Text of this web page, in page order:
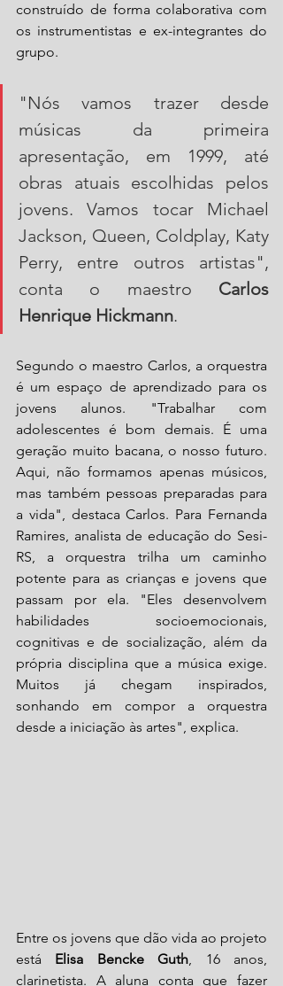
construído de forma colaborativa com
os instrumentistas e ex-integrantes do
grupo.
"Nós vamos trazer desde
músicas da primeira
apresentação, em 1999, até
obras atuais escolhidas pelos
jovens. Vamos tocar Michael
Jackson, Queen, Coldplay, Katy
Perry, entre outros artistas",
conta o maestro Carlos
Henrique Hickmann.
Segundo o maestro Carlos, a orquestra
é um espaço de aprendizado para os
jovens alunos. "Trabalhar com
adolescentes é bom demais. É uma
geração muito bacana, o nosso futuro.
Aqui, não formamos apenas músicos,
mas também pessoas preparadas para
a vida", destaca Carlos. Para Fernanda
Ramires, analista de educação do Sesi-
RS, a orquestra trilha um caminho
potente para as crianças e jovens que
passam por ela. "Eles desenvolvem
habilidades socioemocionais,
cognitivas e de socialização, além da
própria disciplina que a música exige.
Muitos já chegam inspirados,
sonhando em compor a orquestra
desde a iniciação às artes", explica.
Entre os jovens que dão vida ao projeto
está Elisa Bencke Guth , 16 anos,
clarinetista. A aluna conta que fazer